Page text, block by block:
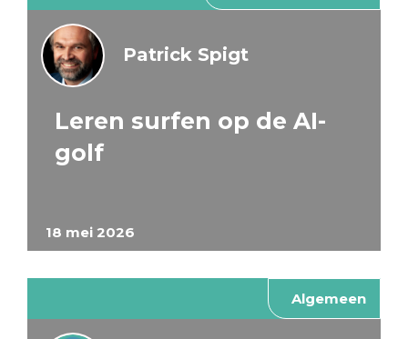
18 mei 2026
Patrick Spigt
Leren surfen op de AI-
golf
Algemeen